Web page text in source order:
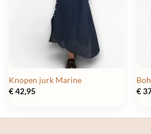
Knopen jurk Marine
€42,95
€